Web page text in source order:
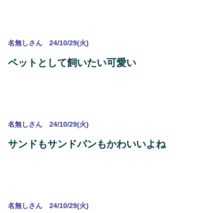
名無しさん 24/10/29(火)
ペットとして飼いたい可愛い
名無しさん 24/10/29(火)
サンドもサンドパンもかわいいよね
名無しさん 24/10/29(火)